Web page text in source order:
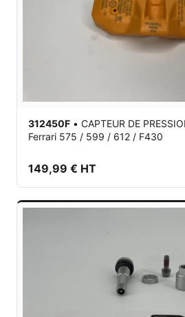
312450F • CAPTEUR DE
Ferrari 575 / 599 / 612 / F430
149,99 € HT